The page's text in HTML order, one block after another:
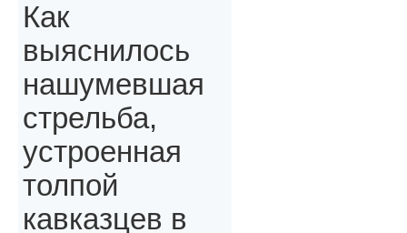
Как
выяснилось
нашумевшая
стрельба,
устроенная
толпой
кавказцев в